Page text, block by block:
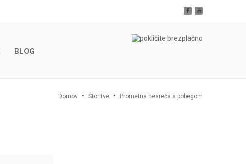
BLOG
Domov Storitve Prometna nesreča s pobegom